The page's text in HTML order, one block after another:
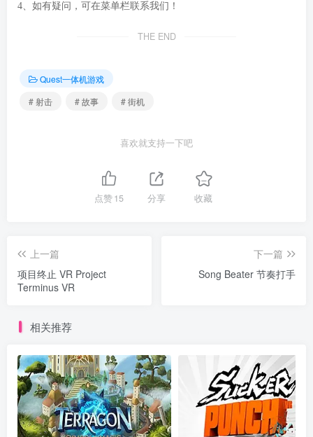
4、如有疑问，可在菜单栏联系我们！
THE END
Quest一体机游戏
# 射击
# 故事 # 街机
喜欢就支持一下吧
点赞15 分享 收藏
上一篇
项目终止 VR Project
Terminus VR
下一篇
Song Beater 节奏打手
相关推荐